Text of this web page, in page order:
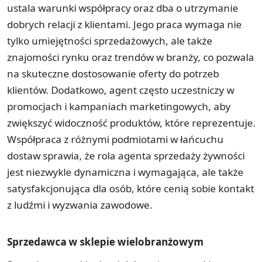
ustala warunki współpracy oraz dba o utrzymanie
dobrych relacji z klientami. Jego praca wymaga nie
tylko umiejętności sprzedażowych, ale także
znajomości rynku oraz trendów w branży, co pozwala
na skuteczne dostosowanie oferty do potrzeb
klientów. Dodatkowo, agent często uczestniczy w
promocjach i kampaniach marketingowych, aby
zwiększyć widoczność produktów, które reprezentuje.
Współpraca z różnymi podmiotami w łańcuchu
dostaw sprawia, że rola agenta sprzedaży żywności
jest niezwykle dynamiczna i wymagająca, ale także
satysfakcjonująca dla osób, które cenią sobie kontakt
z ludźmi i wyzwania zawodowe.
Sprzedawca w sklepie wielobranżowym